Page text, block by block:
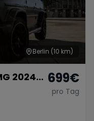
Berlin (10 km)
2024
699€
pro Tag